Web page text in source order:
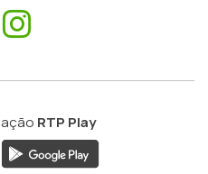
Facebook
RTP Play